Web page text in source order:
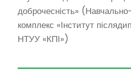
доброчесність»
комплекс «Інститут
НТУУ «КПІ»)